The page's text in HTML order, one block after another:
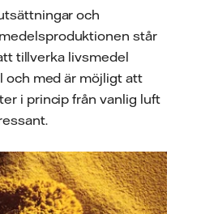
och
står
tillverka livsmedel
och med är möjligt att
i princip från vanlig luft